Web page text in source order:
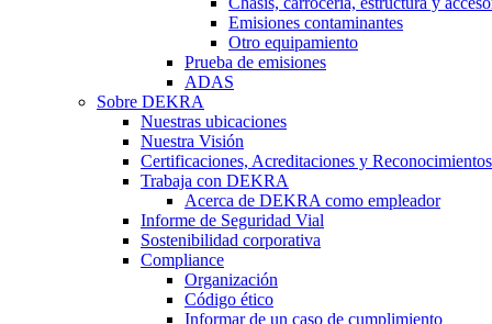
Emisiones contaminantes
Otro equipamiento
Prueba de emisiones
ADAS
Sobre DEKRA
Nuestras ubicaciones
Nuestra Visión
Certificaciones, Acreditaciones y Reconocimientos
Trabaja con DEKRA
Acerca de DEKRA como empleador
Informe de Seguridad Vial
Sostenibilidad corporativa
Compliance
Organización
Código ético
Informar de un caso de cumplimiento